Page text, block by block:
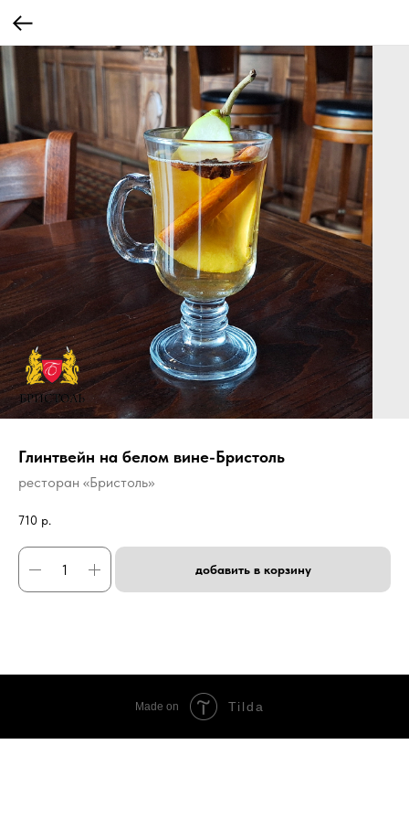
Глинтвейн на белом вине-Бристоль
ресторан «Бристоль»
710 р.
добавить в корзину
Made on Tilda